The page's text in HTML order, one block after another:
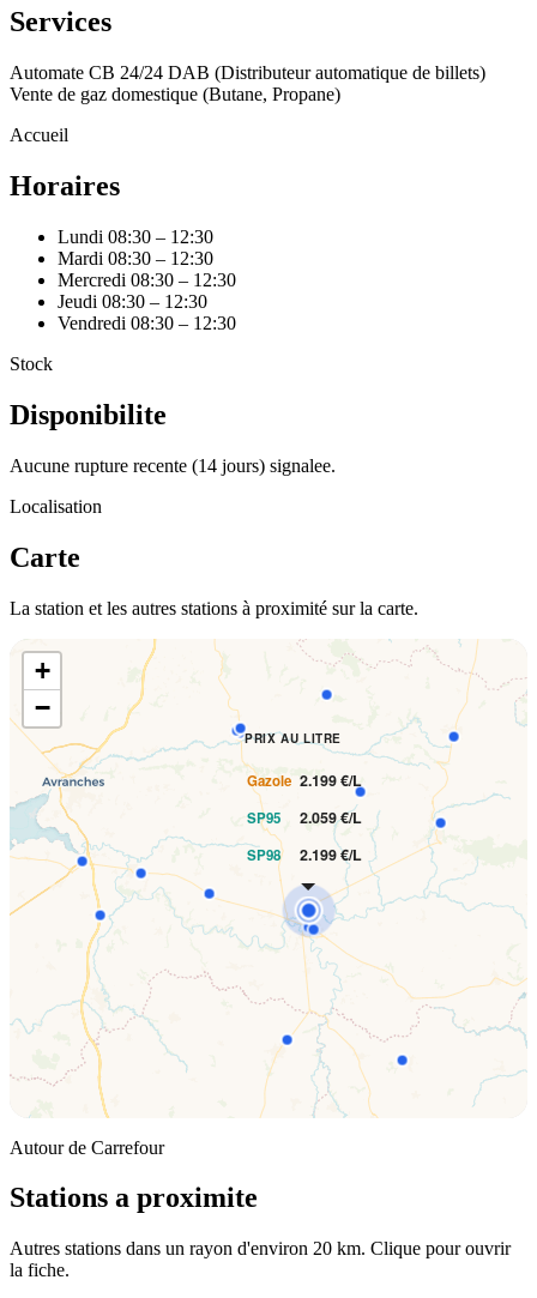
Services
Automate CB 24/24 DAB (Distributeur automatique de billets)
Vente de gaz domestique (Butane, Propane)
Accueil
Horaires
Lundi 08:30 – 12:30
Mardi 08:30 – 12:30
Mercredi 08:30 – 12:30
Jeudi 08:30 – 12:30
Vendredi 08:30 – 12:30
Stock
Disponibilite
Aucune rupture recente (14 jours) signalee.
Localisation
Carte
La station et les autres stations à proximité sur la carte.
PRIX AU LITRE
Gazole 2.199 €/L
SP95 2.059 €/L
SP98 2.199 €/L
+
−
Autour de Carrefour
Stations a proximite
Autres stations dans un rayon d'environ 20 km. Clique pour ouvrir
la fiche.